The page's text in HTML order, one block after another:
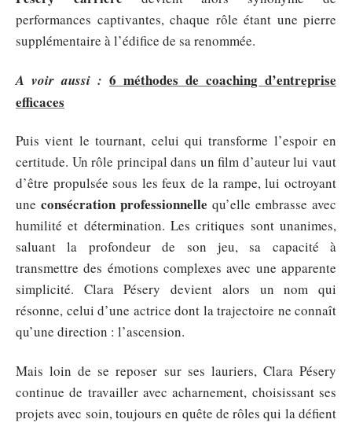
performances captivantes, chaque rôle étant une pierre
supplémentaire à l’édifice de sa renommée.
A voir aussi : 6 méthodes de coaching d’entreprise
efficaces
Puis vient le tournant, celui qui transforme l’espoir en
certitude. Un rôle principal dans un film d’auteur lui vaut
d’être propulsée sous les feux de la rampe, lui octroyant
une consécration professionnelle qu’elle embrasse avec
humilité et détermination. Les critiques sont unanimes,
saluant la profondeur de son jeu, sa capacité à
transmettre des émotions complexes avec une apparente
simplicité. Clara Pésery devient alors un nom qui
résonne, celui d’une actrice dont la trajectoire ne connaît
qu’une direction : l’ascension.
Mais loin de se reposer sur ses lauriers, Clara Pésery
continue de travailler avec acharnement, choisissant ses
projets avec soin, toujours en quête de rôles qui la défient